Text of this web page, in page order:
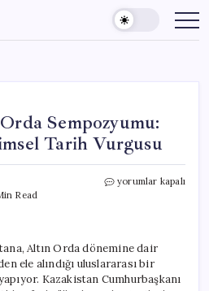
Sempozyumu:
Tarih Vurgusu
Read
Astana’da
Bilimsel
Tarih
Vurgusu
yorumlar kapalı
Altın Orda dönemine dair
ele alındığı uluslararası bir
Kazakistan Cumhurbaşkanı